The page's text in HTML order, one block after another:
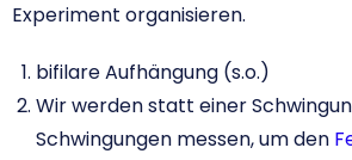
Experiment organisieren.
bifilare Aufhängung (s.o.)
Wir werden statt einer
Schwingungen messen, um den